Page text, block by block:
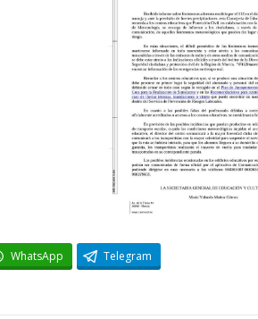
WhatsApp Telegram